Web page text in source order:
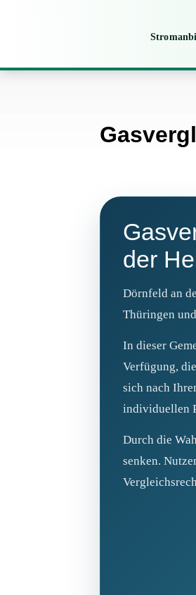
der
Dörnfeld an
Thüringen
In dieser
Verfügung,
sich nach
individuellen
Durch die
senken.